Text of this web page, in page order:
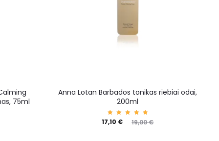
75ml
Anna Lotan Barbados tonikas riebiai odai,
200ml
Įvertin
imas:
19,00€
17,10 €